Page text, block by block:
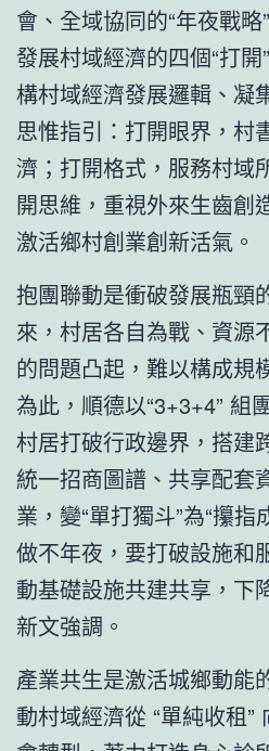
會、全域協同的“年夜戰
發展村域經濟的四個“打
構村域經濟發展邏輯、凝
思惟指引：打開眼界，村
濟；打開格式，服務村域
開思維，重視外來生齒創
激活鄉村創業創新活氣。
抱團聯動是衝破發展瓶頸
來，村居各自為戰、資源
的問題凸起，難以構成規
為此，順德以“3+3+4” 組
村居打破行政邊界，搭建
統一招商圖譜、共享配套
業，變“單打獨斗”為“攥指
做不年夜，要打破設施和
動基礎設施共建共享，下
新文強調。
產業共生是激活城鄉動能
動村域經濟從 “單純收租”